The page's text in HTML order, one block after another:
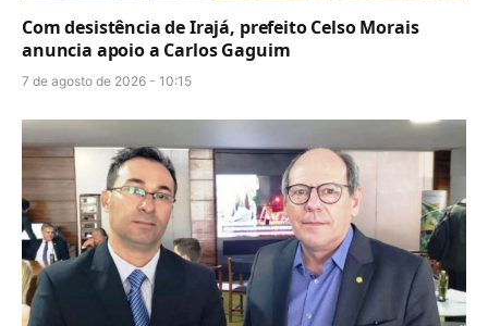
Com desistência de Irajá, prefeito Celso Morais
anuncia apoio a Carlos Gaguim
7 de agosto de 2026 - 10:15